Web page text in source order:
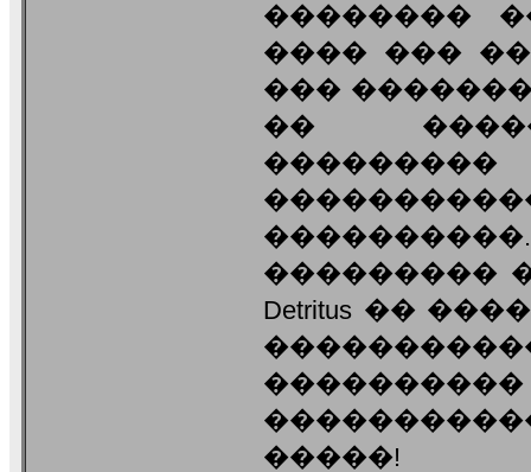
��������
���� ���
���
��
���������
Detritus ��
�����!